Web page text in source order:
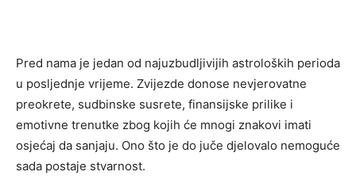
Pred nama je jedan od najuzbudljivijih astroloških perioda
u posljednje vrijeme. Zvijezde donose nevjerovatne
preokrete, sudbinske susrete, finansijske prilike i
emotivne trenutke zbog kojih će mnogi znakovi imati
osjećaj da sanjaju. Ono što je do juče djelovalo nemoguće
sada postaje stvarnost.